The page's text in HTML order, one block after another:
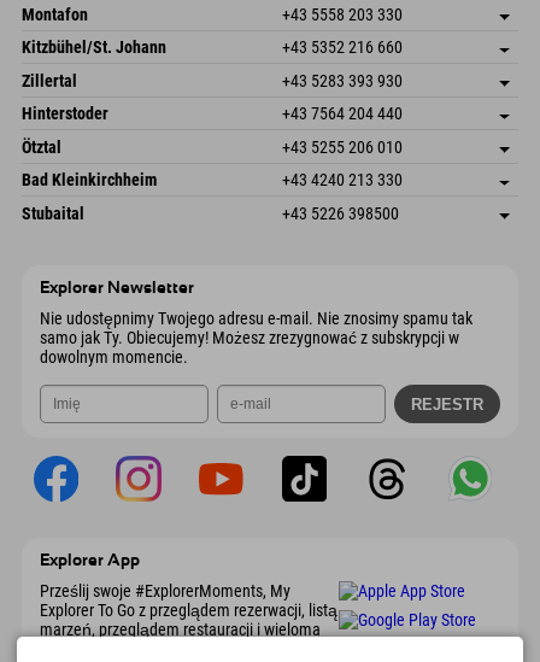
Montafon +43 5558 203 330
Dorfstr. 127b
6793 Gaschurn/Montafon
Austria
Zapisz adres
Książka
Kitzbühel/St. Johann +43 5352 216 660
Speckbacherstraße 87
6380 St. Johann in Tirol
Austria
Zapisz adres
Informacje o przyjeździe
Książka
Zillertal +43 5283 393 930
Schmiedau 2
Austria
Zapisz adres
Książka
Hinterstoder +43 7564 204 440
Freizeitpark 10
4573 Hinterstoder
Austria
Zapisz adres
Informacje o przyjeździe
Książka
Ötztal +43 5255 206 010
Gscheat 14
Austria
Zapisz adres
Książka
Bad Kleinkirchheim +43 4240 213 330
Dorfstraße 24
9546 Bad Kleinkirchheim
Zapisz adres
Informacje o przyjeździe
Stubaital +43 5226 398500
Explorer Newsletter
Nie udostępnimy Twojego adresu e-mail. Nie znosimy spamu tak
samo jak Ty. Obiecujemy! Możesz zrezygnować z subskrypcji w
dowolnym momencie.
Explorer App
Prześlij swoje #ExplorerMoments, My
Explorer To Go z przeglądem rezerwacji, listą
marzeń, przeglądem restauracji i wieloma